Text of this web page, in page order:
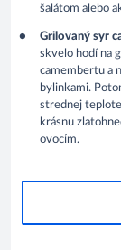
šalátom alebo
Grilovaný syr
skvelo hodí na
camembertu a
bylinkami.
strednej
krásnu
ovocím.